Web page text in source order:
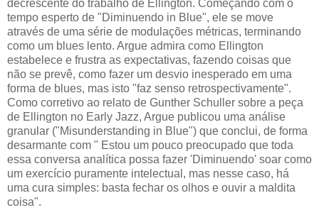
decrescente do trabalho de Ellington. Começando com o
tempo esperto de "Diminuendo in Blue", ele se move
através de uma série de modulações métricas, terminando
como um blues lento. Argue admira como Ellington
estabelece e frustra as expectativas, fazendo coisas que
não se prevê, como fazer um desvio inesperado em uma
forma de blues, mas isto "faz senso retrospectivamente".
Como corretivo ao relato de Gunther Schuller sobre a peça
de Ellington no Early Jazz, Argue publicou uma análise
granular ("Misunderstanding in Blue") que conclui, de forma
desarmante com " Estou um pouco preocupado que toda
essa conversa analítica possa fazer 'Diminuendo' soar como
um exercício puramente intelectual, mas nesse caso, há
uma cura simples: basta fechar os olhos e ouvir a maldita
coisa".